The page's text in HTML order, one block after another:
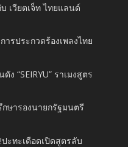
เวียตเจ็ท ไทยแลนด์
รประกวดร้องเพลงไทย
ง “SEIRYU” ราเมงสูตร
ษารองนายกรัฐมนตรี
ะทะเดือดเปิดสูตรลับ